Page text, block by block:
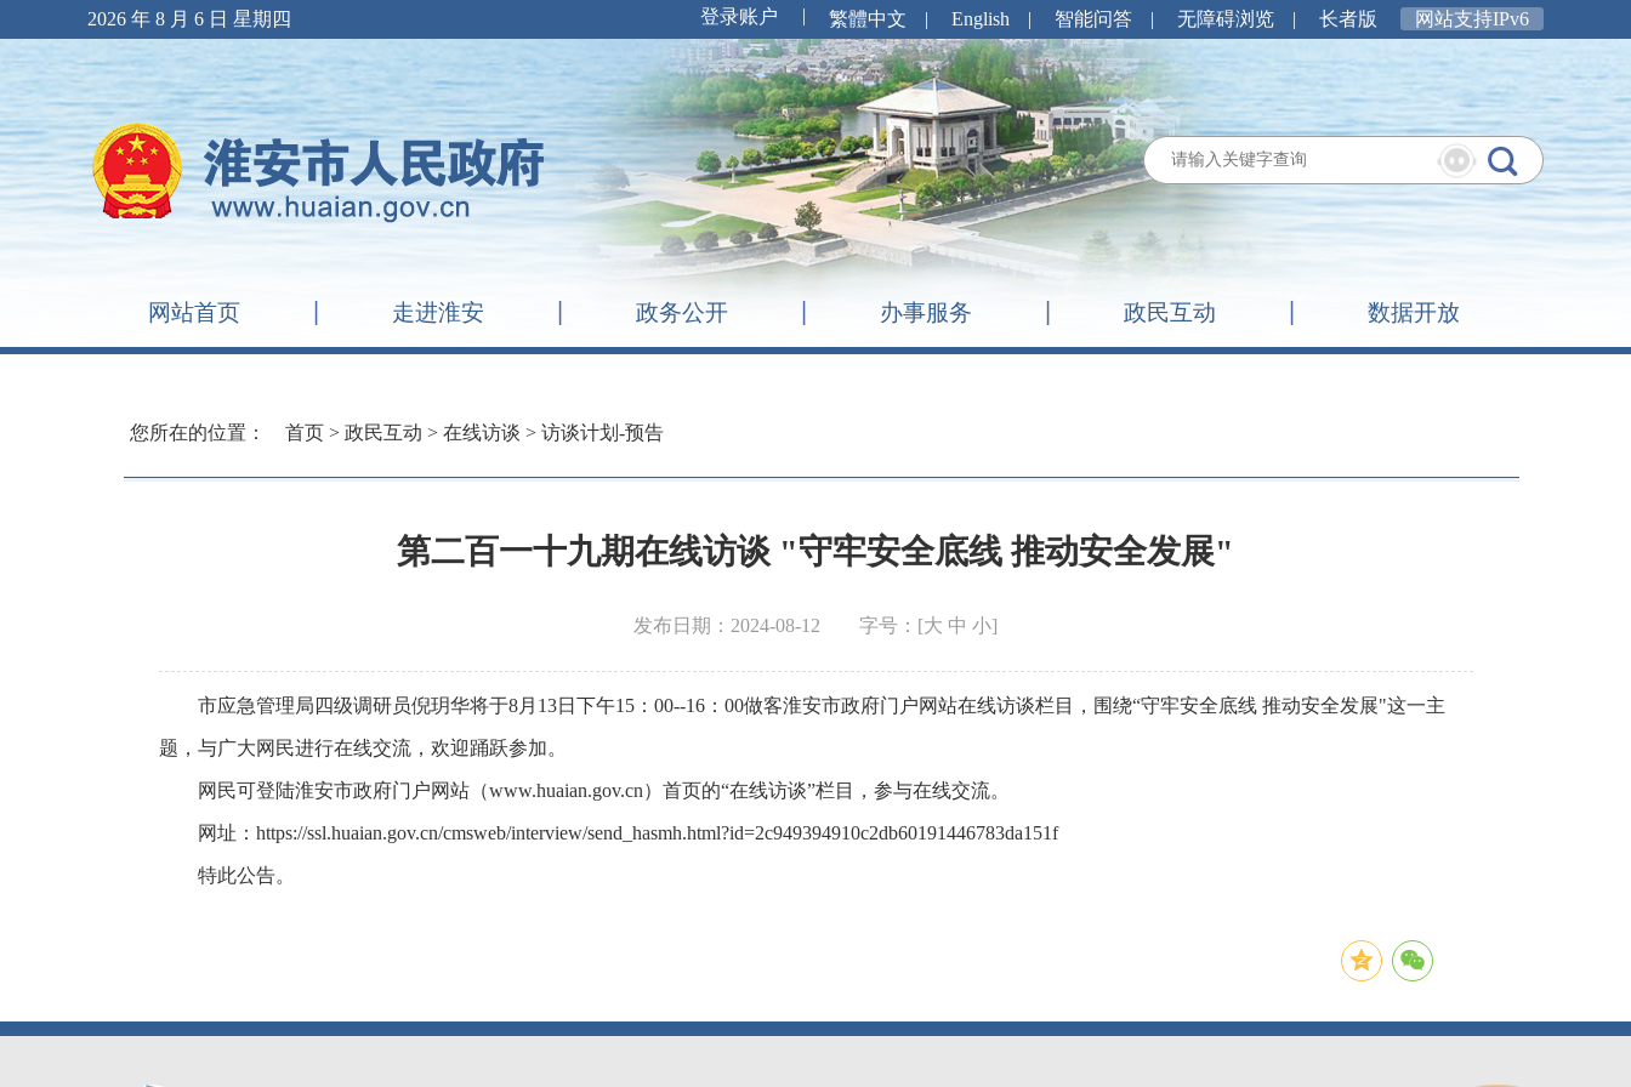
2026 年 8 月 6 日 星期四 繁體中文 | English | 智能问答 | 无障碍浏览 | 长者版 网站支持IPv6
网站首页 走进淮安 政务公开 办事服务 政民互动 数据开放
您所在的位置： 首页 > 政民互动 > 在线访谈 > 访谈计划-预告
第二百一十九期在线访谈 "守牢安全底线 推动安全发展"
发布日期：2024-08-12 字号：[大 中 小]
市应急管理局四级调研员倪玥华将于8月13日下午15：00--16：00做客淮安市政府门户网站在线访谈栏目，围绕“守牢安全底线 推动安全发展"这一主
题，与广大网民进行在线交流，欢迎踊跃参加。
网民可登陆淮安市政府门户网站（www.huaian.gov.cn）首页的“在线访谈”栏目，参与在线交流。
网址： https://ssl.huaian.gov.cn/cmsweb/interview/send_hasmh.html?id=2c949394910c2db60191446783da151f
特此公告。